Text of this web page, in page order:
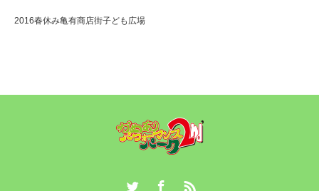
2016春休み亀有商店街子ども広場